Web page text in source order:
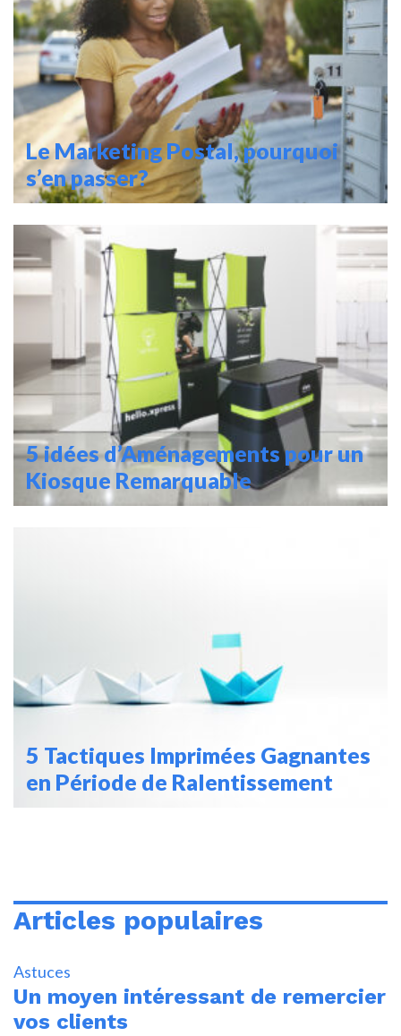
Le Marketing Postal, pourquoi
s’en passer?
5 idées d’Aménagements pour un
Kiosque Remarquable
5 Tactiques Imprimées Gagnantes
en Période de Ralentissement
Articles populaires
Astuces
Un moyen intéressant de remercier
vos clients